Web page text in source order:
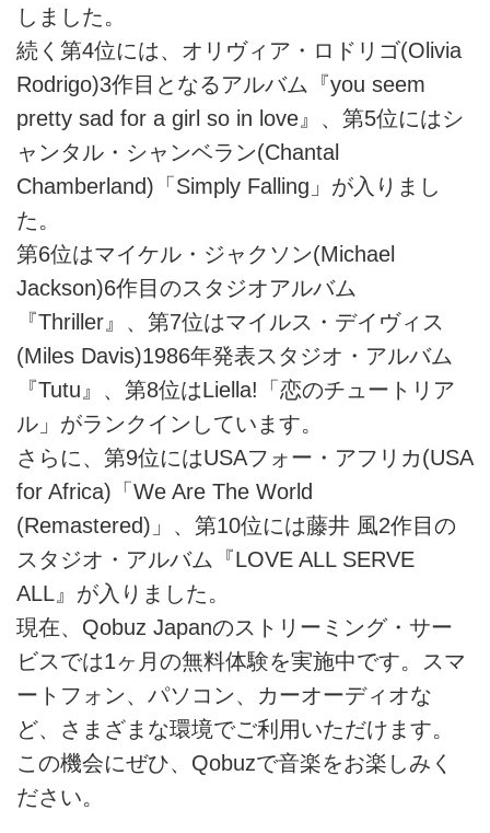
しました。
続く第4位には、オリヴィア・ロドリゴ(Olivia
Rodrigo)3作目となるアルバム『you seem
pretty sad for a girl so in love』、第5位にはシ
ャンタル・シャンベラン(Chantal
Chamberland)「Simply Falling」が入りまし
た。
第6位はマイケル・ジャクソン(Michael
Jackson)6作目のスタジオアルバム
『Thriller』、第7位はマイルス・デイヴィス
(Miles Davis)1986年発表スタジオ・アルバム
『Tutu』、第8位はLiella!「恋のチュートリア
ル」がランクインしています。
さらに、第9位にはUSAフォー・アフリカ(USA
for Africa)「We Are The World
(Remastered)」、第10位には藤井 風2作目の
スタジオ・アルバム『LOVE ALL SERVE
ALL』が入りました。
現在、Qobuz Japanのストリーミング・サー
ビスでは1ヶ月の無料体験を実施中です。スマ
ートフォン、パソコン、カーオーディオな
ど、さまざまな環境でご利用いただけます。
この機会にぜひ、Qobuzで音楽をお楽しみく
ださい。